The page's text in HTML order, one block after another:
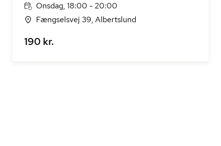
Onsdag, 18:00 - 20:00
Fængselsvej 39, Albertslund
190 kr.